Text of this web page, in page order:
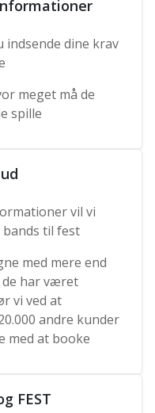
indsende dine krav
meget må de
spille
vil vi
bands til fest
med mere end
de har været
vi ved at
andre kunder
med at booke
FEST